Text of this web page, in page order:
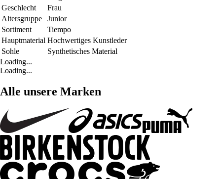
Geschlecht
Frau
Altersgruppe
Junior
Sortiment
Tiempo
Hauptmaterial Hochwertiges Kunstleder
Sohle
Synthetisches Material
Loading...
Loading...
Alle unsere Marken